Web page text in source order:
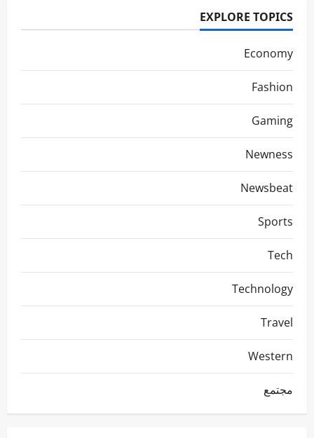
EXPLORE TOPICS
Economy
Fashion
Gaming
Newness
Newsbeat
Sports
Tech
Technology
Travel
Western
مجتمع